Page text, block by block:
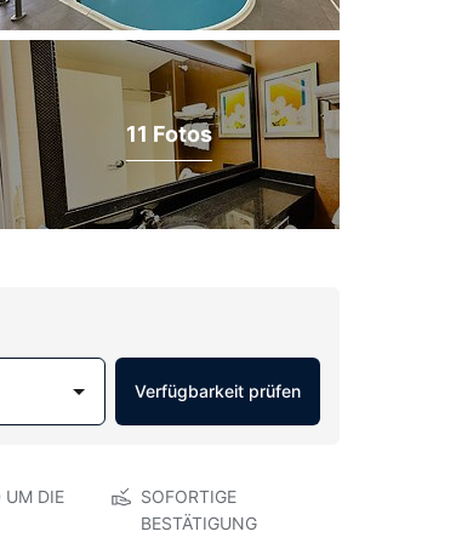
11 Fotos
Verfügbarkeit prüfen
UM DIE
SOFORTIGE
BESTÄTIGUNG